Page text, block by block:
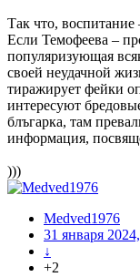
Так что, воспитание
Если Темофеева –
популяризующая
своей неудачной
тиражирует фейки
интересуют
блъгарка, там
информация,
)))
Medved1976
31 января
↓
+2